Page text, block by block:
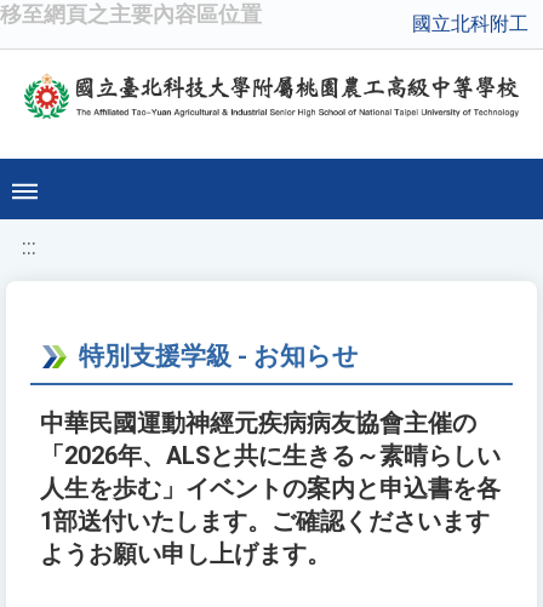
移至網頁之主要內容區位置 國立北科附工
:::
特別支援学級 - お知らせ
中華民國運動神經元疾病病友協會主催の
「2026年、ALSと共に生きる～素晴らしい
人生を歩む」イベントの案内と申込書を各
1部送付いたします。ご確認くださいます
ようお願い申し上げます。